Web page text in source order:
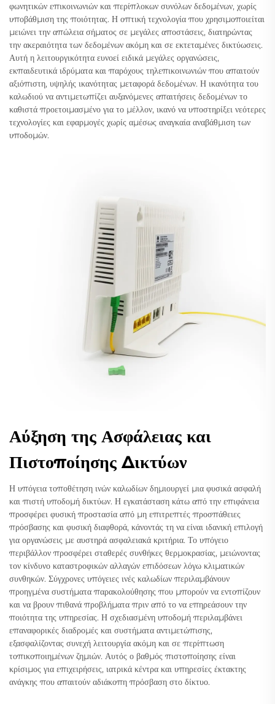
φωνητικών επικοινωνιών και περίπλοκων συνόλων δεδομένων, χωρίς
υποβάθμιση της ποιότητας. Η οπτική τεχνολογία που χρησιμοποιείται
μειώνει την απώλεια σήματος σε μεγάλες αποστάσεις, διατηρώντας
την ακεραιότητα των δεδομένων ακόμη και σε εκτεταμένες δικτύωσεις.
Αυτή η λειτουργικότητα ευνοεί ειδικά μεγάλες οργανώσεις,
εκπαιδευτικά ιδρύματα και παρόχους τηλεπικοινωνιών που απαιτούν
αξιόπιστη, υψηλής ικανότητας μεταφορά δεδομένων. Η ικανότητα του
καλωδιού να αντιμετωπίζει αυξανόμενες απαιτήσεις δεδομένων το
καθιστά προετοιμασμένο για το μέλλον, ικανό να υποστηρίξει νεότερες
τεχνολογίες και εφαρμογές χωρίς αμέσως αναγκαία αναβάθμιση των
υποδομών.
Αύξηση της Ασφάλειας και
Πιστοποίησης Δικτύων
Η υπόγεια τοποθέτηση ινών καλωδίων δημιουργεί μια φυσικά ασφαλή
και πιστή υποδομή δικτύων. Η εγκατάσταση κάτω από την επιφάνεια
προσφέρει φυσική προστασία από μη επιτρεπτές προσπάθειες
πρόσβασης και φυσική διαφθορά, κάνοντάς τη να είναι ιδανική επιλογή
για οργανώσεις με αυστηρά ασφαλειακά κριτήρια. Το υπόγειο
περιβάλλον προσφέρει σταθερές συνθήκες θερμοκρασίας, μειώνοντας
τον κίνδυνο καταστροφικών αλλαγών επιδόσεων λόγω κλιματικών
συνθηκών. Σύγχρονες υπόγειες ινές καλωδίων περιλαμβάνουν
προηγμένα συστήματα παρακολούθησης που μπορούν να εντοπίζουν
και να βρουν πιθανά προβλήματα πριν από το να επηρεάσουν την
ποιότητα της υπηρεσίας. Η σχεδιασμένη υποδομή περιλαμβάνει
επαναφορικές διαδρομές και συστήματα αντιμετώπισης,
εξασφαλίζοντας συνεχή λειτουργία ακόμη και σε περίπτωση
τοπικοποιημένων ζημιών. Αυτός ο βαθμός πιστοποίησης είναι
κρίσιμος για επιχειρήσεις, ιατρικά κέντρα και υπηρεσίες έκτακτης
ανάγκης που απαιτούν αδιάκοπη πρόσβαση στο δίκτυο.